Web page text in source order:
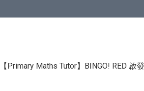
【Primary Maths Tutor】 BINGO! RED 啟